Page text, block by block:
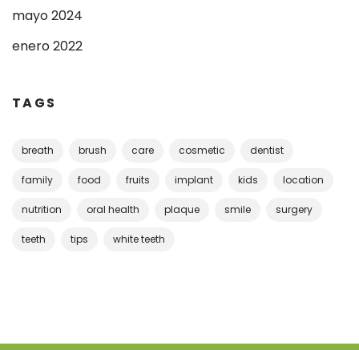
mayo 2024
enero 2022
TAGS
breath brush care cosmetic dentist
family food fruits implant kids location
nutrition oral health plaque smile surgery
teeth tips white teeth